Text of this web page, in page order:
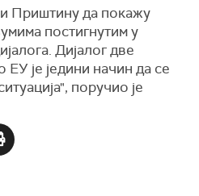
Приштину да покажу
постигнутим у
Дијалог две
ЕУ је једини начин да се
поручио је